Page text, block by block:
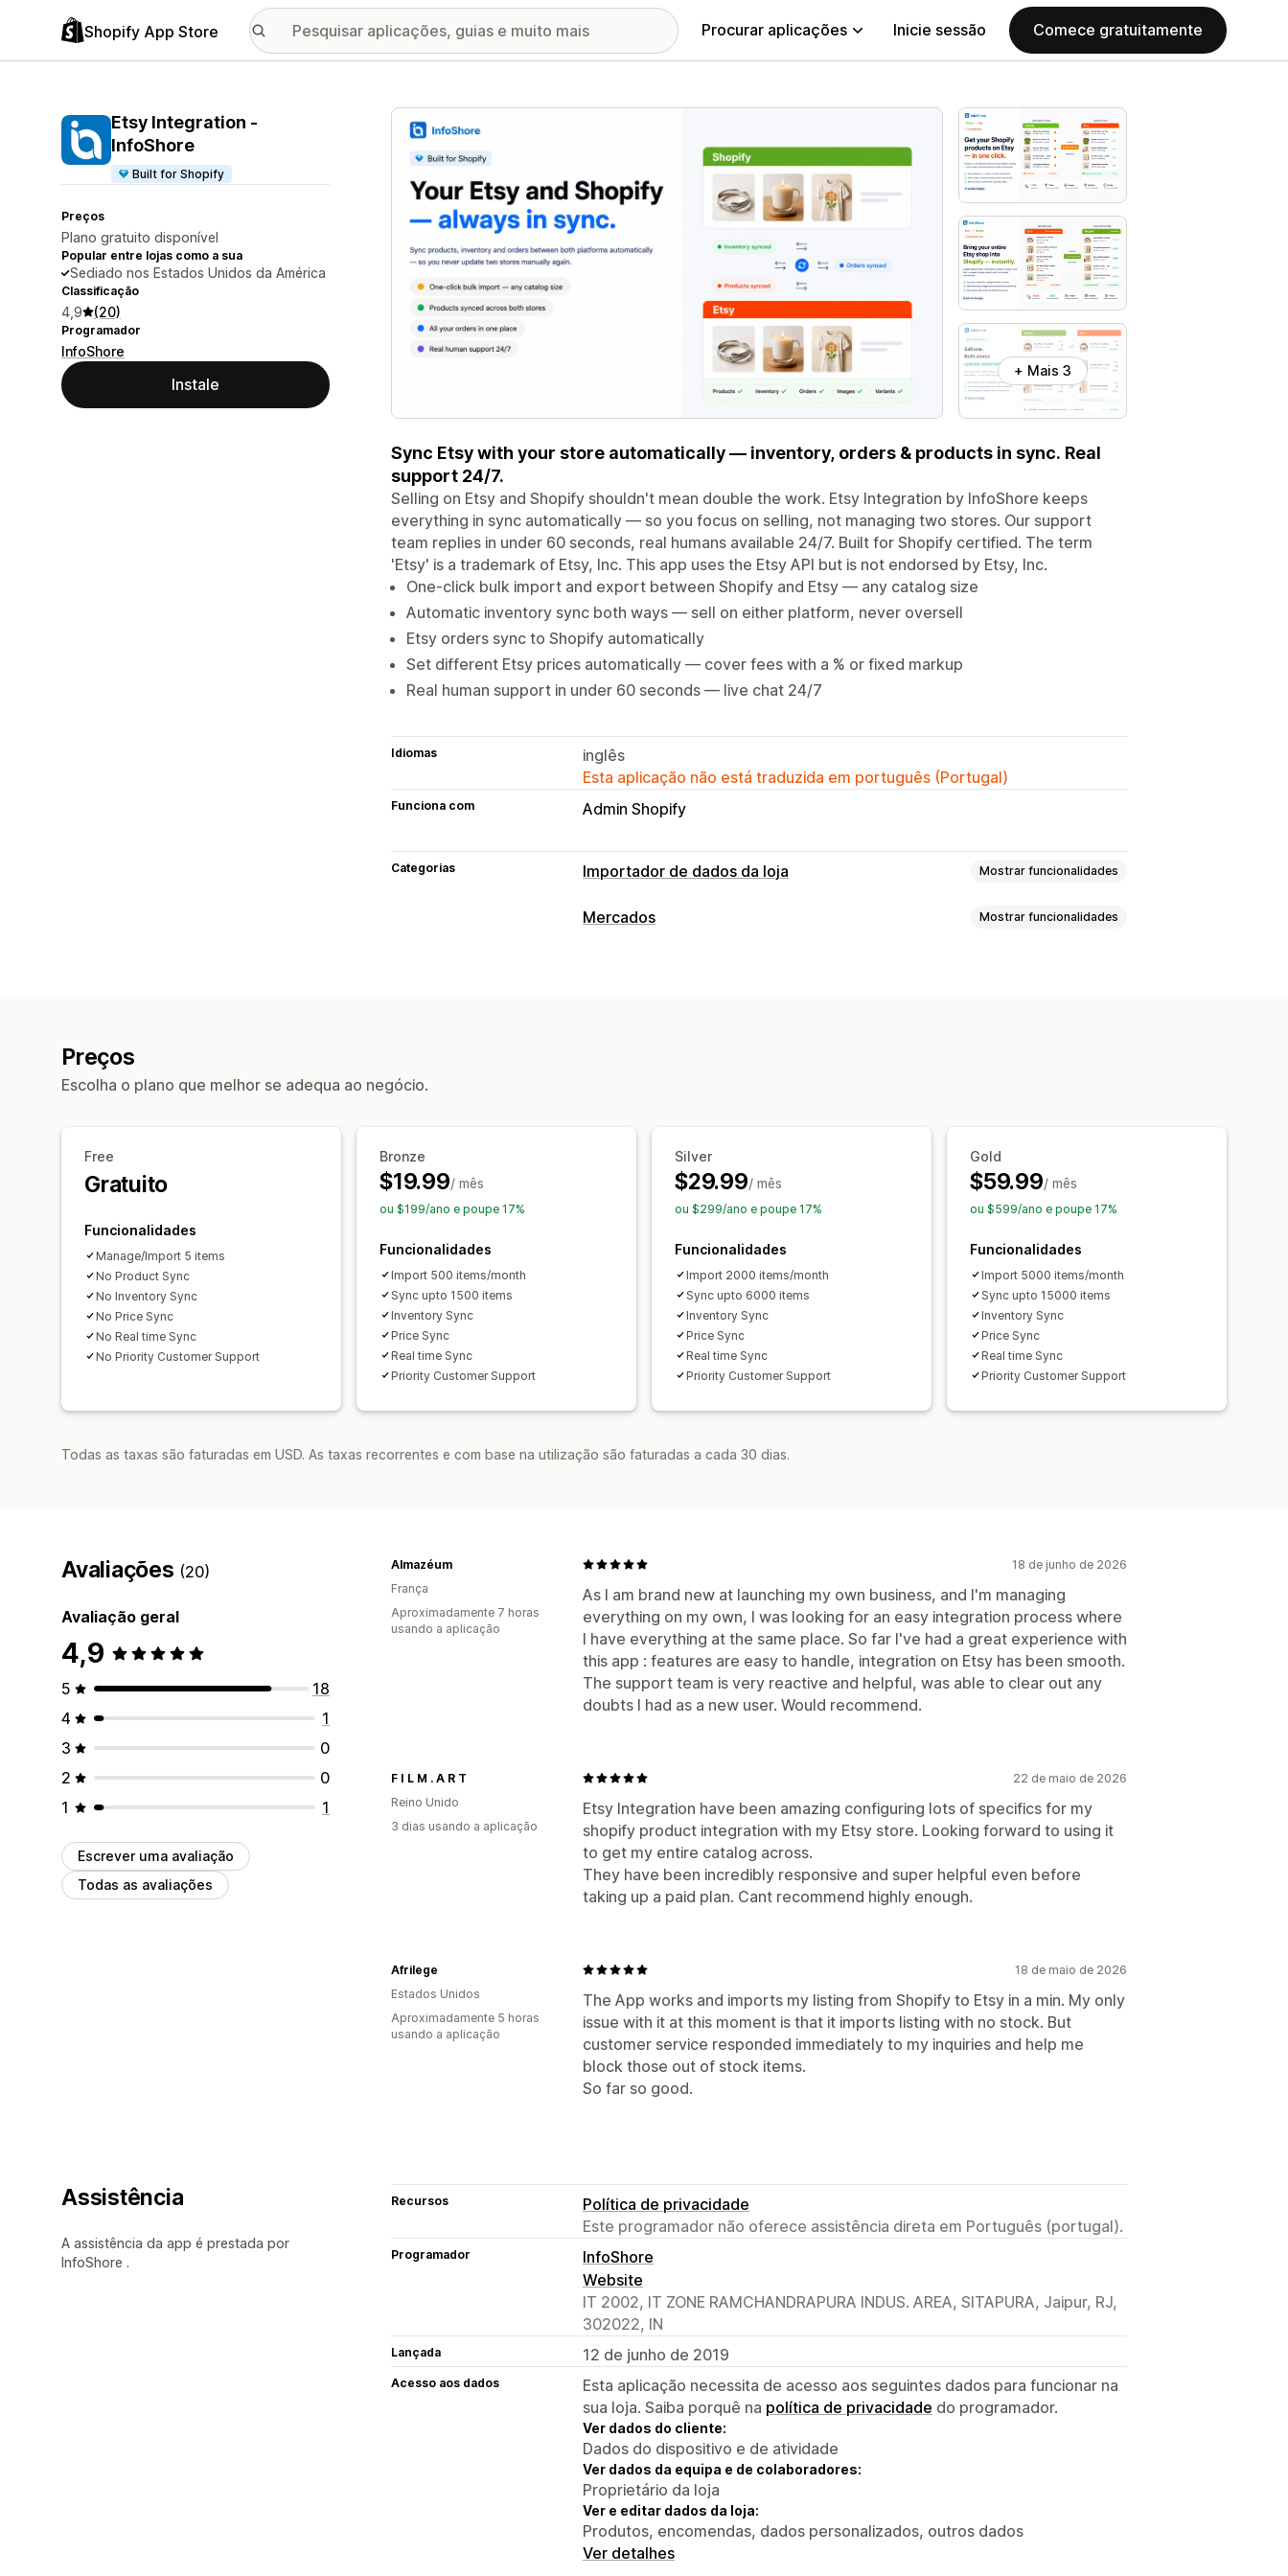
Shopify App Store Procurar aplicações Inicie sessão Comece gratuitamente
Etsy Integration ‑
InfoShore
Built for Shopify
Preços
Plano gratuito disponível
Popular entre lojas como a sua
Sediado nos Estados Unidos da América
Classificação
4,9 (20)
Programador
InfoShore
Instale
Galeria de imagens em destaque
+ Mais 3
Sync Etsy with your store automatically — inventory, orders & products in sync. Real
support 24/7.
Selling on Etsy and Shopify shouldn't mean double the work. Etsy Integration by InfoShore keeps
everything in sync automatically — so you focus on selling, not managing two stores. Our support
team replies in under 60 seconds, real humans available 24/7. Built for Shopify certified. The term
'Etsy' is a trademark of Etsy, Inc. This app uses the Etsy API but is not endorsed by Etsy, Inc.
One-click bulk import and export between Shopify and Etsy — any catalog size
Automatic inventory sync both ways — sell on either platform, never oversell
Etsy orders sync to Shopify automatically
Set different Etsy prices automatically — cover fees with a % or fixed markup
Real human support in under 60 seconds — live chat 24/7
Idiomas
inglês
Esta aplicação não está traduzida em português (Portugal)
Funciona com Admin Shopify
Categorias Importador de dados da loja Mostrar funcionalidades
Sincronização de dados
Mercados Mostrar funcionalidades
Preços
Escolha o plano que melhor se adequa ao negócio.
Free
Gratuito
Funcionalidades
Manage/Import 5 items
No Product Sync
No Inventory Sync
No Price Sync
No Real time Sync
No Priority Customer Support
Bronze
$19.99/ mês
ou $199/ano e poupe 17%
Funcionalidades
Import 500 items/month
Sync upto 1500 items
Inventory Sync
Price Sync
Real time Sync
Priority Customer Support
Silver
$29.99/ mês
ou $299/ano e poupe 17%
Funcionalidades
Import 2000 items/month
Sync upto 6000 items
Inventory Sync
Price Sync
Real time Sync
Priority Customer Support
Gold
$59.99/ mês
ou $599/ano e poupe 17%
Funcionalidades
Import 5000 items/month
Sync upto 15000 items
Inventory Sync
Price Sync
Real time Sync
Priority Customer Support
Todas as taxas são faturadas em USD. As taxas recorrentes e com base na utilização são faturadas a cada 30 dias.
Avaliações (20)
Avaliação geral
4,9
5
18
4
1
3
0
2
0
1
1
Escrever uma avaliação
Todas as avaliações
18 de junho de 2026
As I am brand new at launching my own business, and I'm managing
everything on my own, I was looking for an easy integration process where
I have everything at the same place. So far I've had a great experience with
this app : features are easy to handle, integration on Etsy has been smooth.
The support team is very reactive and helpful, was able to clear out any
doubts I had as a new user. Would recommend.
Almazéum
França
Aproximadamente 7 horas
usando a aplicação
22 de maio de 2026
Etsy Integration have been amazing configuring lots of specifics for my
shopify product integration with my Etsy store. Looking forward to using it
to get my entire catalog across.
They have been incredibly responsive and super helpful even before
taking up a paid plan. Cant recommend highly enough.
F I L M . A R T
Reino Unido
3 dias usando a aplicação
18 de maio de 2026
The App works and imports my listing from Shopify to Etsy in a min. My only
issue with it at this moment is that it imports listing with no stock. But
customer service responded immediately to my inquiries and help me
block those out of stock items.
So far so good.
Afrilege
Estados Unidos
Aproximadamente 5 horas
usando a aplicação
Assistência
A assistência da app é prestada por
InfoShore .
Recursos
Política de privacidade
Este programador não oferece assistência direta em Português (portugal).
Programador
InfoShore
Website
IT 2002, IT ZONE RAMCHANDRAPURA INDUS. AREA, SITAPURA, Jaipur, RJ,
302022, IN
Lançada 12 de junho de 2019
Acesso aos dados
Esta aplicação necessita de acesso aos seguintes dados para funcionar na
sua loja. Saiba porquê na política de privacidade do programador.
Ver dados do cliente:
Dados do dispositivo e de atividade
Ver dados da equipa e de colaboradores:
Proprietário da loja
Ver e editar dados da loja:
Produtos, encomendas, dados personalizados, outros dados
Ver detalhes